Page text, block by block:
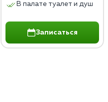
В палате туалет и душ
Записаться